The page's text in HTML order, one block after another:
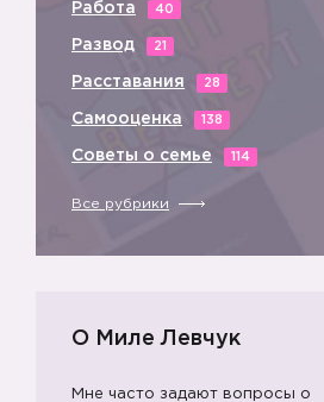
Работа 40
Развод 21
Расставания 28
Самооценка 138
Советы о семье 114
Все рубрики
О Миле Левчук
Мне часто задают вопросы о